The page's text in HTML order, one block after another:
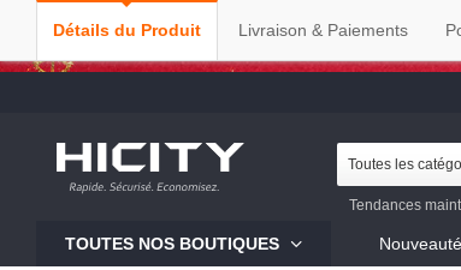
Toutes les
Tendances
TOUTES NOS BOUTIQUES
Détails du Produit Livraison & Paiements